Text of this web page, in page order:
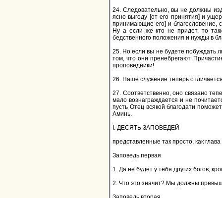
24. Следовательно, вы не должны
ясно выгоду [от его принятия] и
принимающие его] и благословение,
Ну а если же кто не придет, то
бедственного положения и нужды в
25. Но если вы не будете побуждать
том, что они пренебрегают
проповедники!
26. Наше служение теперь
27. Соответственно, оно связано
мало вознаграждается и не
пусть Отец всякой благодати
Аминь.
I. ДЕСЯТЬ ЗАПОВЕДЕЙ
представленные так просто, как
Заповедь первая
1. Да не будет у тебя других богов,
2. Что это значит? Мы должны